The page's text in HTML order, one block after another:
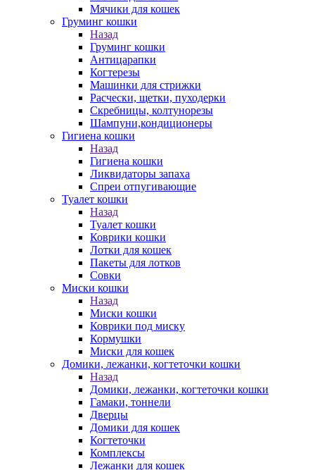
Мячики для кошек
Груминг кошки
Назад
Груминг кошки
Антицарапки
Когтерезы
Машинки для стрижки
Расчески, щетки, пуходерки
Скребницы, колтунорезы
Шампуни,кондиционеры
Гигиена кошки
Назад
Гигиена кошки
Ликвидаторы запаха
Спреи отпугивающие
Туалет кошки
Назад
Туалет кошки
Коврики кошки
Лотки для кошек
Пакеты для лотков
Совки
Миски кошки
Назад
Миски кошки
Коврики под миску
Кормушки
Миски для кошек
Домики, лежанки, когтеточки кошки
Назад
Домики, лежанки, когтеточки кошки
Гамаки, тоннели
Дверцы
Домики для кошек
Когтеточки
Комплексы
Лежанки для кошек